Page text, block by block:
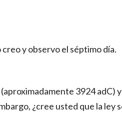
y observo el séptimo día.
3924 adC)
¿cree usted que la ley